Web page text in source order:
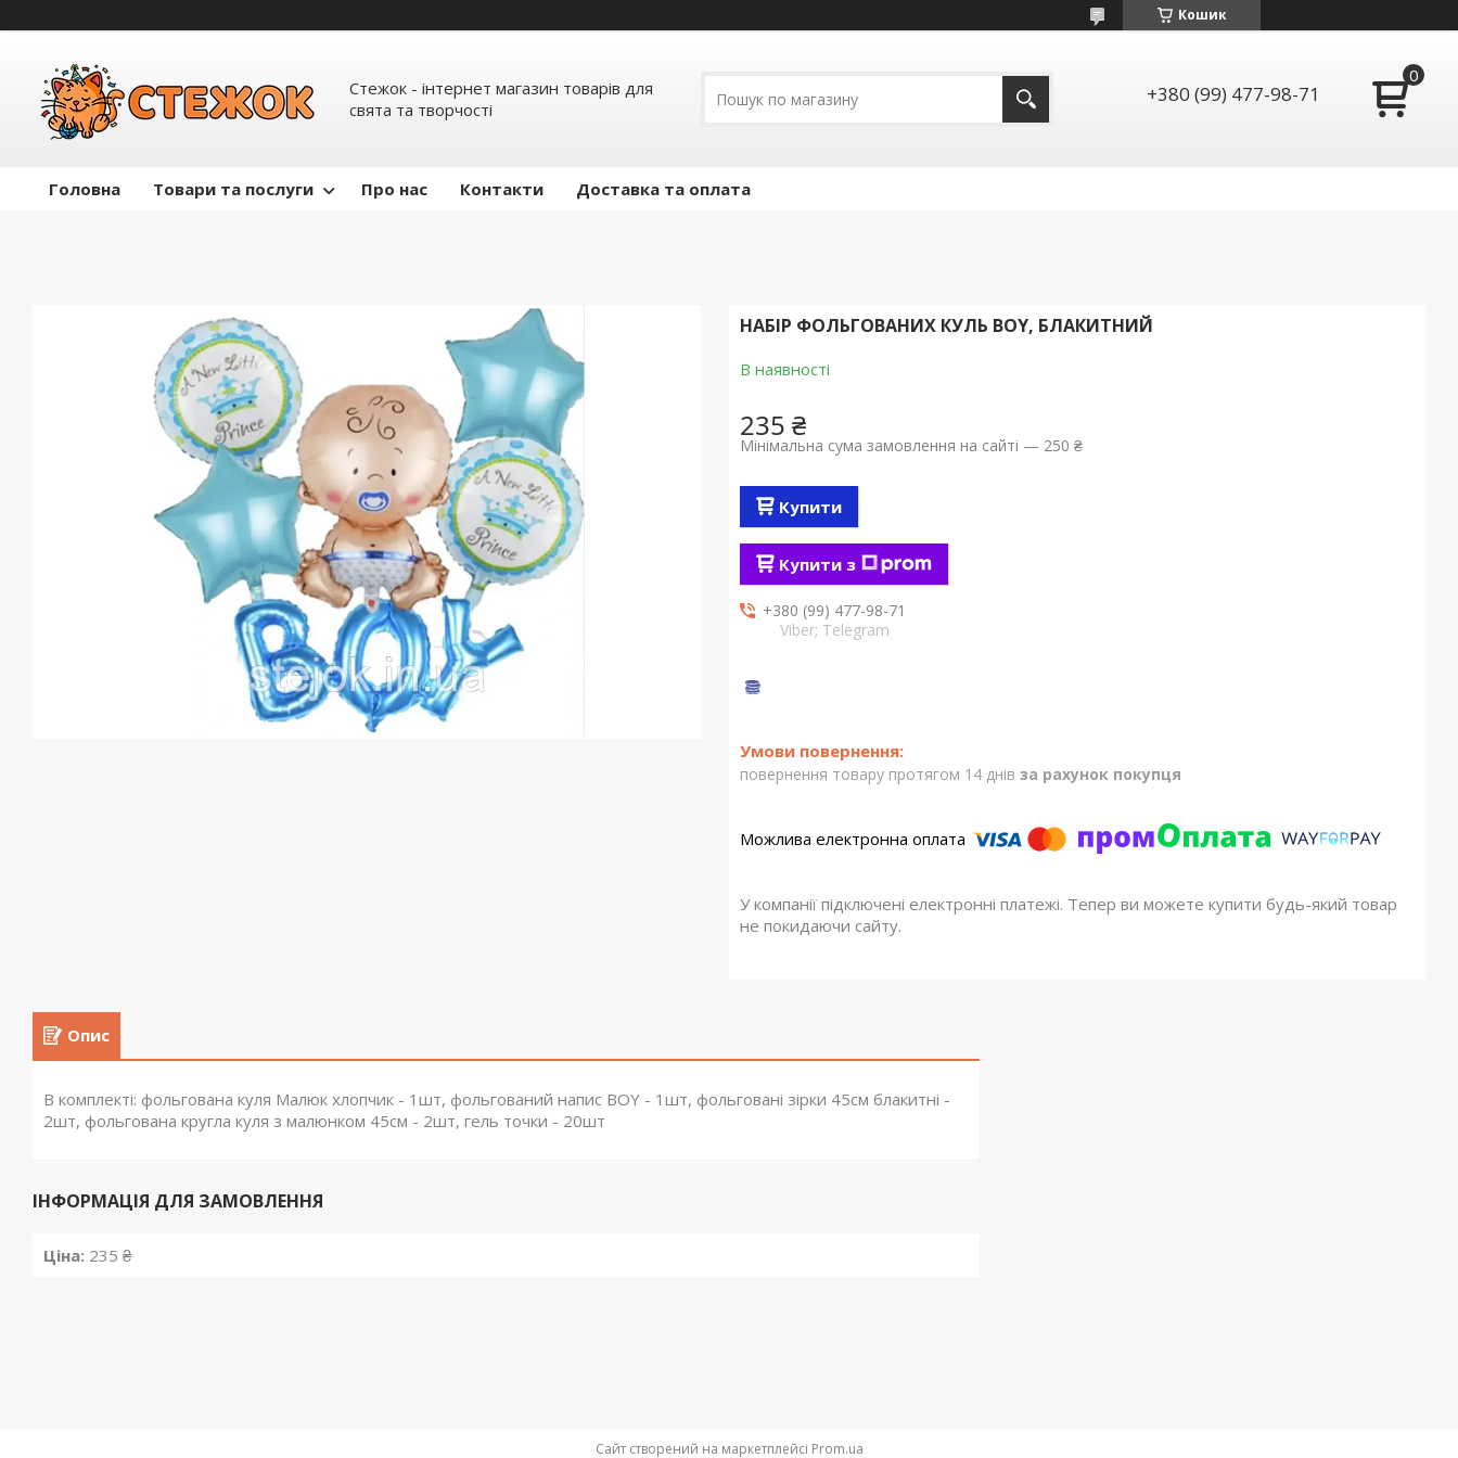
Кошик
Стежок - інтернет магазин товарів для
свята та творчості
+380 (99) 477-98-71
Головна Товари та послуги Про нас Контакти Доставка та оплата
НАБІР ФОЛЬГОВАНИХ КУЛЬ BOY, БЛАКИТНИЙ
В наявності
235 ₴
Мінімальна сума замовлення на сайті — 250 ₴
Купити
Купити з
+380 (99) 477-98-71
Viber; Telegram
повернення товару протягом 14 днів за рахунок покупця
У компанії підключені електронні платежі. Тепер ви можете купити будь-який товар
не покидаючи сайту.
Опис
В комплекті: фольгована куля Малюк хлопчик - 1шт, фольгований напис BOY - 1шт, фольговані зірки 45см блакитні -
2шт, фольгована кругла куля з малюнком 45см - 2шт, гель точки - 20шт
ІНФОРМАЦІЯ ДЛЯ ЗАМОВЛЕННЯ
Ціна: 235 ₴
Сайт створений на маркетплейсі Prom.ua